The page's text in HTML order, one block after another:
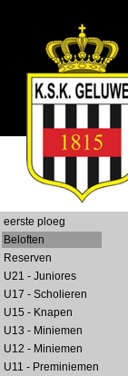
eerste ploeg
Beloften
Reserven
U21 - Juniores
U17 - Scholieren
U15 - Knapen
U13 - Miniemen
U12 - Miniemen
U11 - Preminiemen